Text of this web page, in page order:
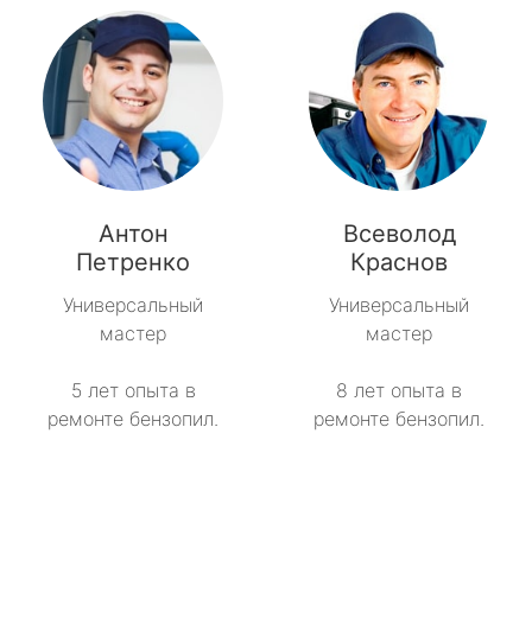
Антон
Петренко
Универсальный
мастер
5 лет опыта в
ремонте бензопил.
Всеволод
Краснов
Универсальный
мастер
8 лет опыта в
ремонте бензопил.